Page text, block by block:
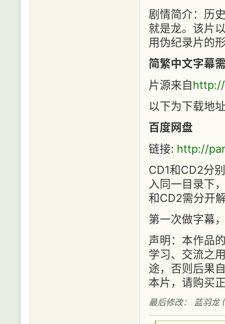
剧情简介：历
就是龙。该片
用伪纪录片的
简繁中文字幕
片源来自
以下为下载地
百度网盘
链接: http://
CD1和CD2分
入同一目录下
和CD2需分开
第一次做字幕
声明：本作品
学习、交流之
途，否则后果
本片，请购买
最后修改： 蓝羽